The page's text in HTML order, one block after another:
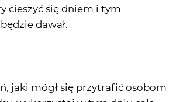
cieszyć się dniem i tym
dawał.
jaki mógł się przytrafić osobom